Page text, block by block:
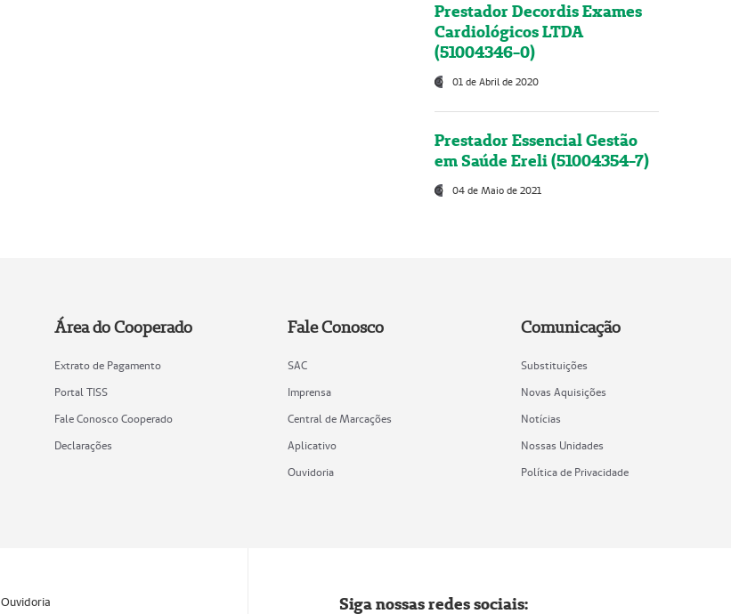
Prestador Decordis Exames
Cardiológicos LTDA
(51004346-0)
01 de Abril de 2020
Prestador Essencial Gestão
em Saúde Ereli (51004354-7)
04 de Maio de 2021
Área do Cooperado
Extrato de Pagamento
Portal TISS
Fale Conosco Cooperado
Declarações
Fale Conosco
SAC
Imprensa
Central de Marcações
Aplicativo
Ouvidoria
Comunicação
Substituições
Novas Aquisições
Notícias
Nossas Unidades
Política de Privacidade
Ouvidoria Siga nossas redes sociais: